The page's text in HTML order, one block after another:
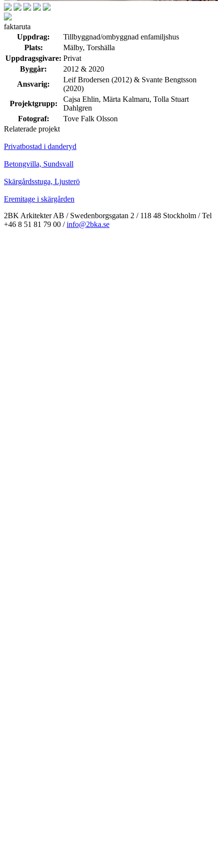
faktaruta
Uppdrag:
Tillbyggnad/ombyggnad enfamiljshus
Plats:
Mälby, Torshälla
Uppdragsgivare: Privat
Byggår:
2012 & 2020
Ansvarig:
Leif Brodersen (2012) & Svante Bengtsson
(2020)
Projektgrupp:
Cajsa Ehlin, Märta Kalmaru, Tolla Stuart
Dahlgren
Fotograf:
Tove Falk Olsson
Relaterade projekt
Privatbostad i danderyd
Betongvilla, Sundsvall
Skärgårdsstuga, Ljusterö
Eremitage i skärgården
2BK Arkitekter AB / Swedenborgsgatan 2 / 118 48 Stockholm / Tel
+46 8 51 81 79 00 /info@2bka.se